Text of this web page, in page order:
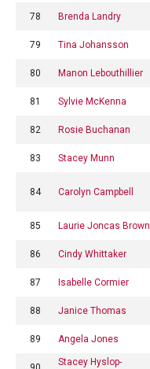
78 Brenda Landry
79 Tina Johansson
80 Manon Lebouthillier
81 Sylvie McKenna
82 Rosie Buchanan
83 Stacey Munn
84 Carolyn Campbell
85 Laurie Joncas Brown
86 Cindy Whittaker
87 Isabelle Cormier
88 Janice Thomas
89 Angela Jones
Stacey Hyslop-